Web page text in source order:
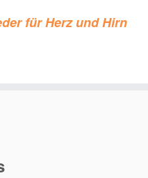
für Herz und Hirn